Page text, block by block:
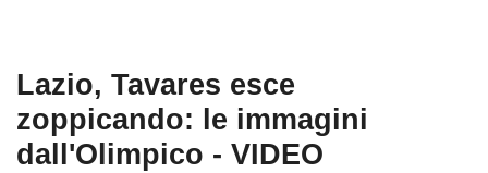
Lazio, Tavares esce
zoppicando: le immagini
dall'Olimpico - VIDEO